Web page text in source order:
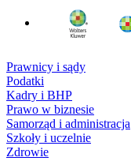
Prawnicy i sądy
Podatki
Kadry i BHP
Prawo w biznesie
Samorząd i administracja
Szkoły i uczelnie
Zdrowie